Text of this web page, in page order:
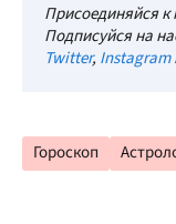
Присоединяйся
Подписуйся на
Twitter, Instagram
Гороскоп